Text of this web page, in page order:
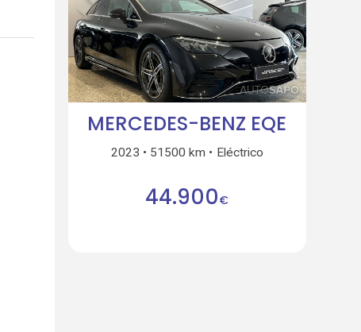
MERCEDES-BENZ EQE
2023 51500 km Eléctrico
44.900€